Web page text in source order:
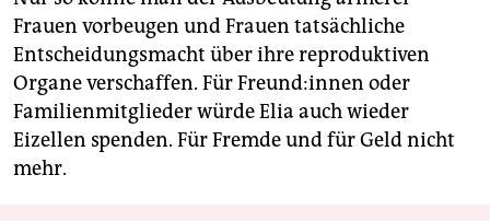
Frauen vorbeugen und Frauen tatsächliche
Entscheidungsmacht über ihre reproduktiven
Organe verschaffen. Für Freun­d:in­nen oder
Familienmitglieder würde Elia auch wieder
Eizellen spenden. Für Fremde und für Geld nicht
mehr.